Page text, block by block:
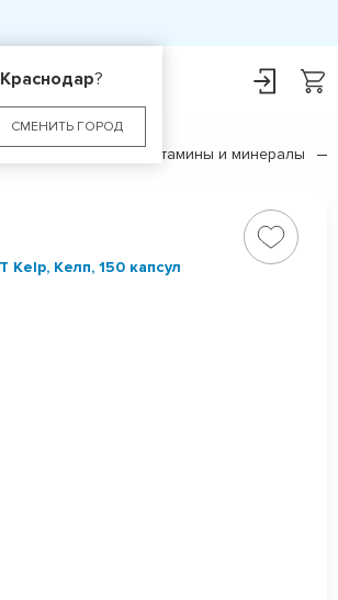
Краснодар?
СМЕНИТЬ ГОРОД
Витамины и минералы